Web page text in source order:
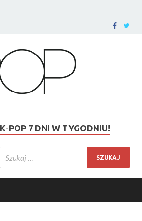
K-POP 7 DNI W TYGODNIU!